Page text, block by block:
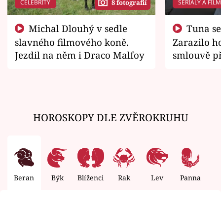
CELEBRITY 8 fotografií
slavného filmového koně.
Jezdil na něm i Draco Malfoy
SERIÁLY A
Zarazilo
smlouvě
HOROSKOPY DLE ZVĚROKRUHU
Beran Býk Blíženci Rak Lev Panna